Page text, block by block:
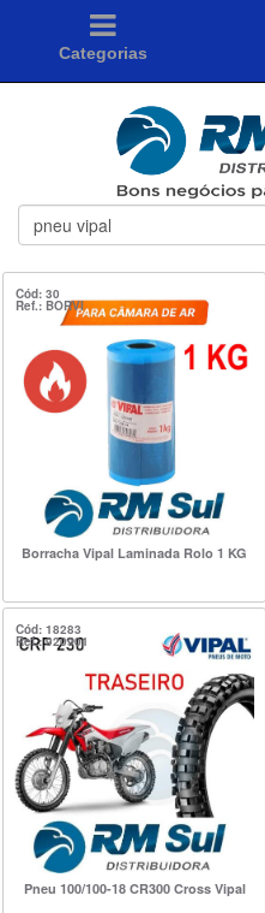
Categorias
O
que
está
procurando?
Cód: 30
Ref.: BORVI
Borracha Vipal Laminada Rolo 1 KG
Cód: 18283
Ref.: 920901
Pneu 100/100-18 CR300 Cross Vipal